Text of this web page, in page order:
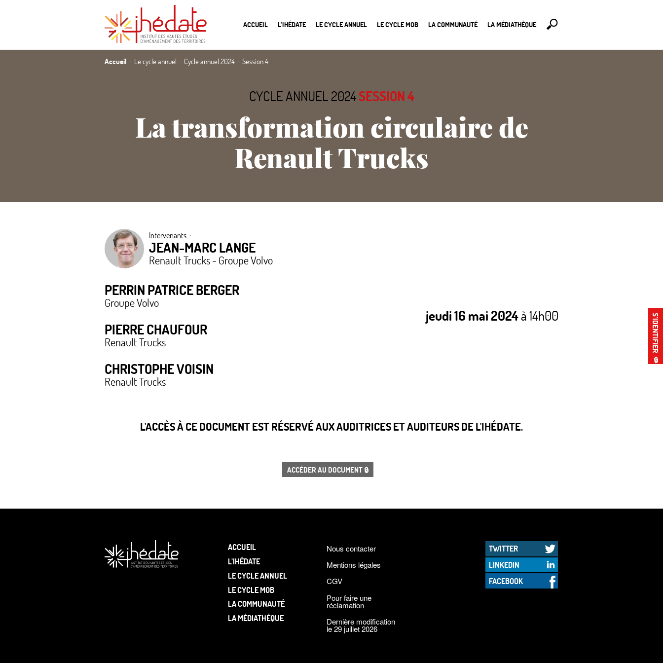
ACCUEIL L’IHÉDATE LE CYCLE ANNUEL LE CYCLE MOB LA COMMUNAUTÉ LA MÉDIATHÈQUE
S’IDENTIFIER
🔒
Accueil Le cycle annuel Cycle annuel 2024 Session 4
CYCLE ANNUEL 2024SESSION 4
La transformation circulaire de
Renault Trucks
Intervenants :
JEAN-MARC LANGE
Renault Trucks - Groupe Volvo
PERRIN PATRICE BERGER
Groupe Volvo
PIERRE CHAUFOUR
Renault Trucks
CHRISTOPHE VOISIN
Renault Trucks
jeudi 16 mai 2024à 14h00
L'ACCÈS À CE DOCUMENT EST RÉSERVÉ AUX AUDITRICES ET AUDITEURS DE L'IHÉDATE.
ACCÉDER AU DOCUMENT 🔒
ACCUEIL
L’IHÉDATE
LE CYCLE ANNUEL
LE CYCLE MOB
LA COMMUNAUTÉ
LA MÉDIATHÈQUE
Nous contacter
Mentions légales
CGV
Pour faire une
réclamation
Dernière modification
le 29 juillet 2026
TWITTER
LINKEDIN
FACEBOOK